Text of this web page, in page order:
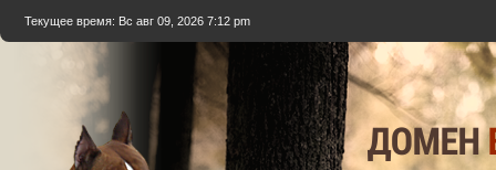
Текущее время: Вс авг 09, 2026 7:12 pm